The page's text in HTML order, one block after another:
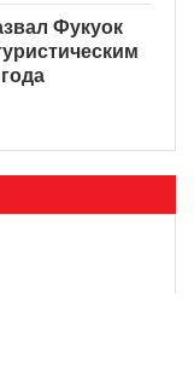
Фукуок